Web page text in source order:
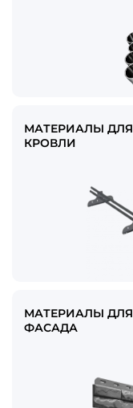
МАТЕРИАЛЫ ДЛЯ
КРОВЛИ
МАТЕРИАЛЫ ДЛЯ
ФАСАДА